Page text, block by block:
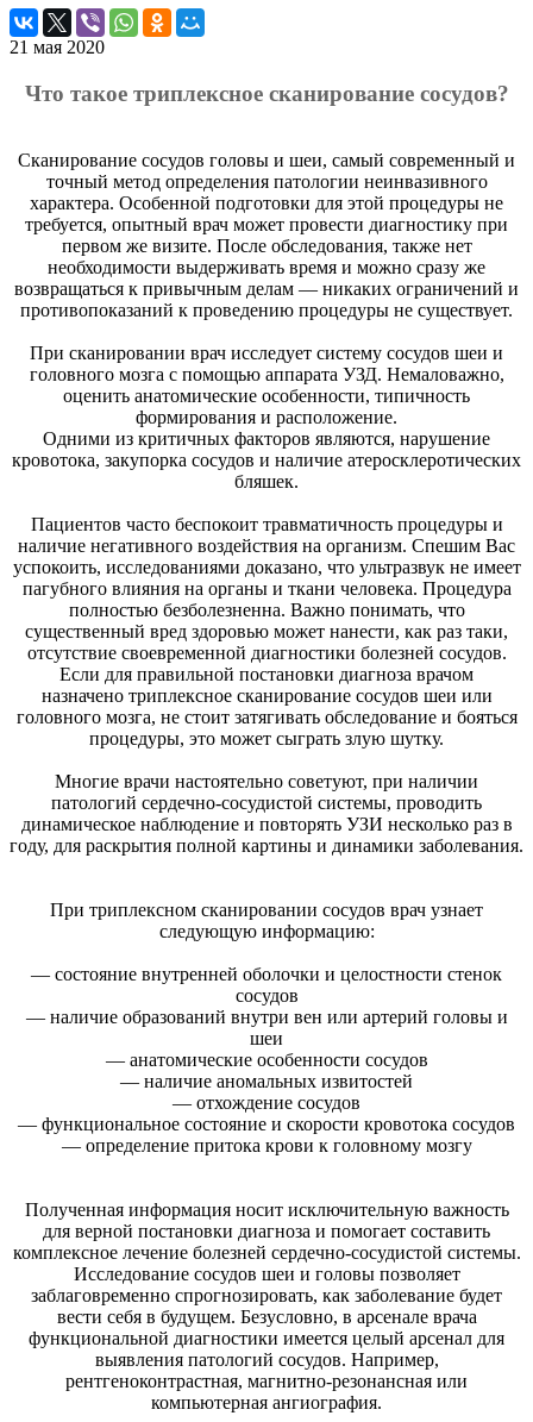
21 мая 2020
Что такое триплексное сканирование сосудов?
Сканирование сосудов головы и шеи, самый современный и
точный метод определения патологии неинвазивного
характера. Особенной подготовки для этой процедуры не
требуется, опытный врач может провести диагностику при
первом же визите. После обследования, также нет
необходимости выдерживать время и можно сразу же
возвращаться к привычным делам — никаких ограничений и
противопоказаний к проведению процедуры не существует.
При сканировании врач исследует систему сосудов шеи и
головного мозга с помощью аппарата УЗД. Немаловажно,
оценить анатомические особенности, типичность
формирования и расположение.
Одними из критичных факторов являются, нарушение
кровотока, закупорка сосудов и наличие атеросклеротических
бляшек.
Пациентов часто беспокоит травматичность процедуры и
наличие негативного воздействия на организм. Спешим Вас
успокоить, исследованиями доказано, что ультразвук не имеет
пагубного влияния на органы и ткани человека. Процедура
полностью безболезненна. Важно понимать, что
существенный вред здоровью может нанести, как раз таки,
отсутствие своевременной диагностики болезней сосудов.
Если для правильной постановки диагноза врачом
назначено триплексное сканирование сосудов шеи или
головного мозга, не стоит затягивать обследование и бояться
процедуры, это может сыграть злую шутку.
Многие врачи настоятельно советуют, при наличии
патологий сердечно-сосудистой системы, проводить
динамическое наблюдение и повторять УЗИ несколько раз в
году, для раскрытия полной картины и динамики заболевания.
При триплексном сканировании сосудов врач узнает
следующую информацию:
— состояние внутренней оболочки и целостности стенок
сосудов
— наличие образований внутри вен или артерий головы и
шеи
— анатомические особенности сосудов
— наличие аномальных извитостей
— отхождение сосудов
— функциональное состояние и скорости кровотока сосудов
— определение притока крови к головному мозгу
Полученная информация носит исключительную важность
для верной постановки диагноза и помогает составить
комплексное лечение болезней сердечно-сосудистой системы.
Исследование сосудов шеи и головы позволяет
заблаговременно спрогнозировать, как заболевание будет
вести себя в будущем. Безусловно, в арсенале врача
функциональной диагностики имеется целый арсенал для
выявления патологий сосудов. Например,
рентгеноконтрастная, магнитно-резонансная или
компьютерная ангиография.